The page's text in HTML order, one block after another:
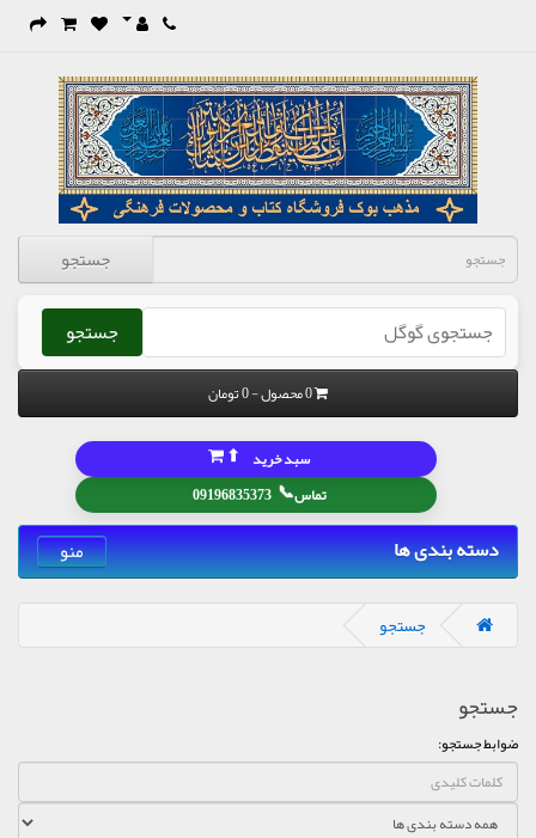
جستجو
جستجو
0 محصول - 0 تومان
تماس📞
09196835373
سبد خرید ⬆
دسته بندی ها منو
جستجو
جستجو
ضوابط جستجو: